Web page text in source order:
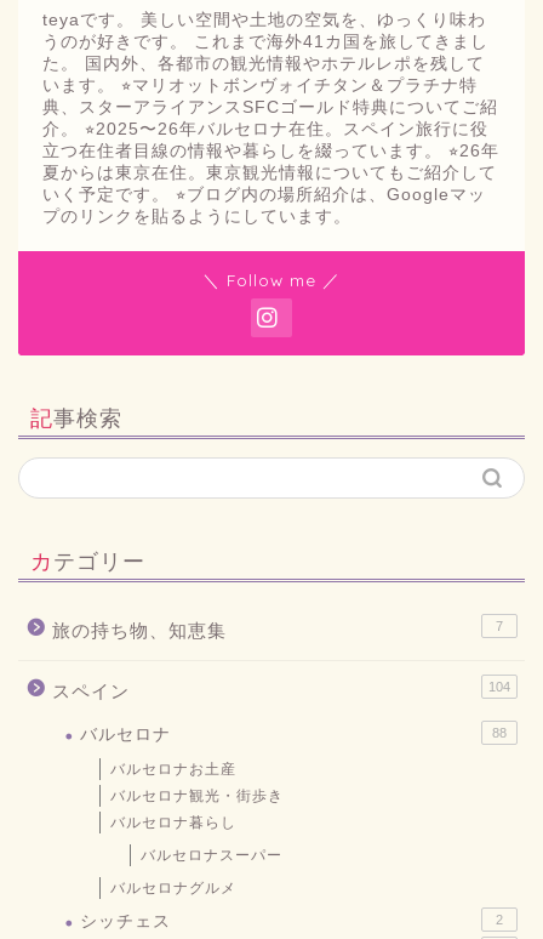
teyaです。 美しい空間や土地の空気を、ゆっくり味わ
うのが好きです。 これまで海外41カ国を旅してきまし
た。 国内外、各都市の観光情報やホテルレポを残して
います。 ⭐︎マリオットボンヴォイチタン＆プラチナ特
典、スターアライアンスSFCゴールド特典についてご紹
介。 ⭐︎2025〜26年バルセロナ在住。スペイン旅行に役
立つ在住者目線の情報や暮らしを綴っています。 ⭐︎26年
夏からは東京在住。東京観光情報についてもご紹介して
いく予定です。 ⭐︎ブログ内の場所紹介は、Googleマッ
プのリンクを貼るようにしています。
＼ Follow me ／
記事検索
カテゴリー
旅の持ち物、知恵集 7
スペイン 104
バルセロナ 88
バルセロナお土産
バルセロナ観光・街歩き
バルセロナ暮らし
バルセロナスーパー
バルセロナグルメ
シッチェス 2